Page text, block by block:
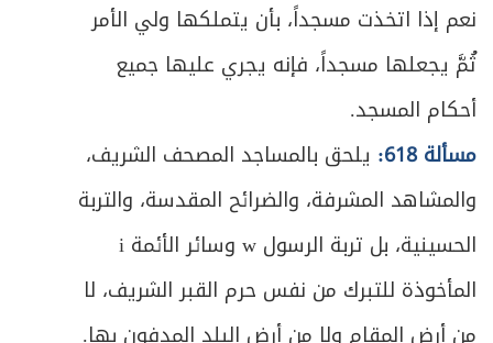
نعم إذا اتخذت مسجداً، بأن يتملكها ولي الأمر
ثُمَّ يجعلها مسجداً، فإنه يجري عليها جميع
أحكام المسجد.
مسألة 618:
يلحق بالمساجد المصحف الشريف،
والمشاهد المشرفة، والضرائح المقدسة، والتربة
الحسينية، بل تربة الرسول w وسائر الأئمة i
المأخوذة للتبرك من نفس حرم القبر الشريف، لا
من أرض المقام ولا من أرض البلد المدفون بها.